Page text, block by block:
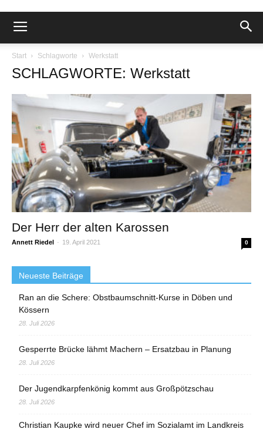
Start Schlagworte Werkstatt
SCHLAGWORTE: Werkstatt
Der Herr der alten Karossen
Annett Riedel - 19. April 2021 0
Neueste Beiträge
Ran an die Schere: Obstbaumschnitt-Kurse in Döben und
Kössern
28. Juli 2026
Gesperrte Brücke lähmt Machern – Ersatzbau in Planung
28. Juli 2026
Der Jugendkarpfenkönig kommt aus Großpötzschau
28. Juli 2026
Christian Kaupke wird neuer Chef im Sozialamt im Landkreis